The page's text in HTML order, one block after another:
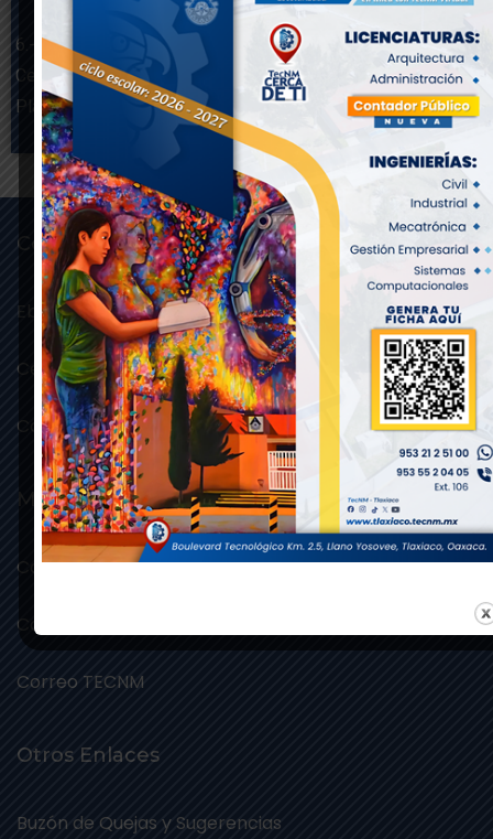
6.- Elaborar propuestas de ampliación y equipamiento del
Centro de Información y presentarlas al Subdirector de
Planeación y Vinculación para su atención.
Conricyt
Ebscohost
Cengage
Conricyt
Mails
Correo: ittlaxiaco.edu.mx
Correo: tlaxiaco.tecnm.mx
Correo TECNM
Otros Enlaces
Buzón de Quejas y Sugerencias